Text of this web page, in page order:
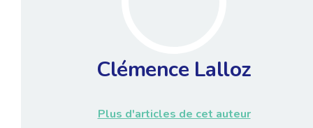
Clémence Lalloz
Plus d'articles de cet auteur